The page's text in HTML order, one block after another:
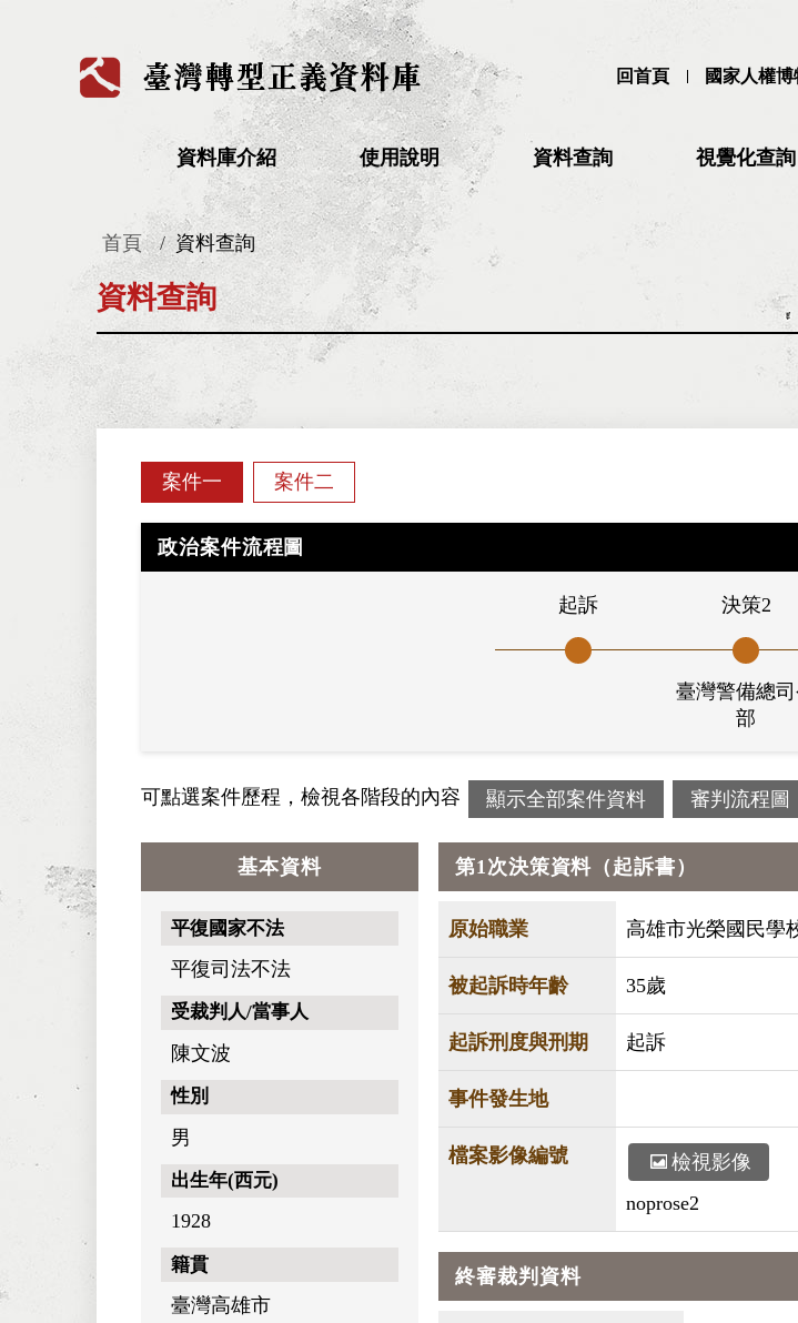
回首頁 國家人權
資料庫介紹 使用說明 資料查詢 視覺化查詢
首頁 資料查詢
資料查詢
案件一 案件二
政治案件流程圖
起訴 決策2
臺灣警備總
部
可點選案件歷程，檢視各階段的內容 顯示全部案件資料 審判流程圖
基本資料
平復國家不法
平復司法不法
受裁判人/當事人
陳文波
性別
男
出生年(西元)
1928
籍貫
臺灣高雄市
第1次決策資料（起訴書）
原始職業 高雄市光榮國民學
被起訴時年齡 35歲
起訴刑度與刑期 起訴
事件發生地
檔案影像編號
檢視影像
noprose2
終審裁判資料